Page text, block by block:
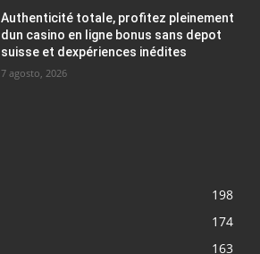
Authenticité totale, profitez pleinement
dun casino en ligne bonus sans depot
suisse et dexpériences inédites
7 agosto, 2026
198
174
163